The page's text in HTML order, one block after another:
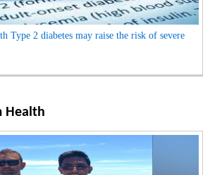
Type 2 diabetes may raise the risk of severe
Health